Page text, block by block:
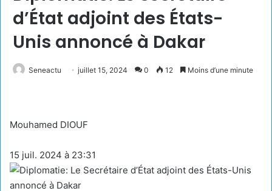
d’État adjoint des États-
Unis annoncé à Dakar
Seneactu juillet 15, 2024 0 12 Moins d’une minute
Mouhamed DIOUF
15 juil. 2024 à 23:31